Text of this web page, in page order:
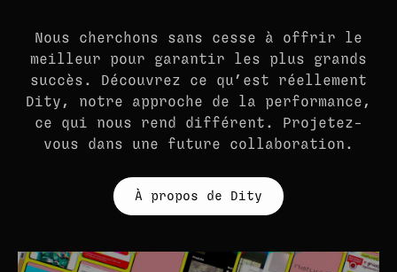
Nous cherchons sans cesse à offrir le
meilleur pour garantir les plus grands
succès. Découvrez ce qu’est réellement
Dity, notre approche de la performance,
ce qui nous rend différent. Projetez-
vous dans une future collaboration.
À propos de Dity